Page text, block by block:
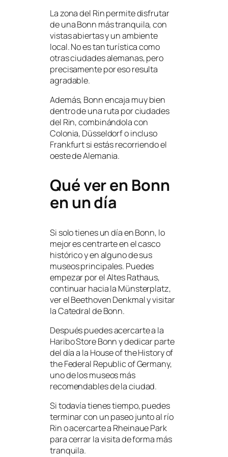
La zona del Rin permite disfrutar
de una Bonn más tranquila, con
vistas abiertas y un ambiente
local. No es tan turística como
otras ciudades alemanas, pero
precisamente por eso resulta
agradable.
Además, Bonn encaja muy bien
dentro de una ruta por ciudades
del Rin, combinándola con
Colonia, Düsseldorf o incluso
Frankfurt si estás recorriendo el
oeste de Alemania.
Qué ver en Bonn
en un día
Si solo tienes un día en Bonn, lo
mejor es centrarte en el casco
histórico y en alguno de sus
museos principales. Puedes
empezar por el Altes Rathaus,
continuar hacia la Münsterplatz,
ver el Beethoven Denkmal y visitar
la Catedral de Bonn.
Después puedes acercarte a la
Haribo Store Bonn y dedicar parte
del día a la House of the History of
the Federal Republic of Germany,
uno de los museos más
recomendables de la ciudad.
Si todavía tienes tiempo, puedes
terminar con un paseo junto al río
Rin o acercarte a Rheinaue Park
para cerrar la visita de forma más
tranquila.